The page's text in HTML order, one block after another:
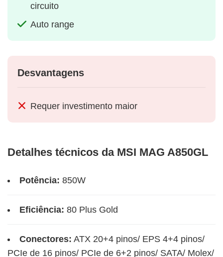
circuito
Auto range
Desvantagens
Requer investimento maior
Detalhes técnicos da MSI MAG A850GL
Potência: 850W
Eficiência: 80 Plus Gold
Conectores: ATX 20+4 pinos/ EPS 4+4 pinos/
PCIe de 16 pinos/ PCIe de 6+2 pinos/ SATA/ Molex/